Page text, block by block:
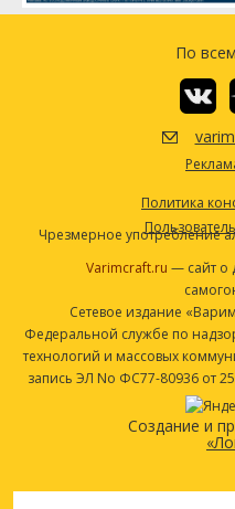
По
Политика
Чрезмерное употребление
Varimcraft.ru — сайт о
Сетевое издание
Федеральной службе по
технологий и массовых
запись ЭЛ No ФС77-80936 от
Создание и